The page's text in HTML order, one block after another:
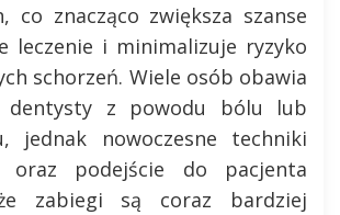
co znacząco zwiększa szanse
leczenie i minimalizuje ryzyko
schorzeń. Wiele osób obawia
z powodu bólu lub
jednak nowoczesne techniki
oraz podejście do pacjenta
zabiegi są coraz bardziej